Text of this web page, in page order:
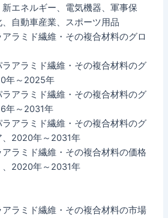
エネルギー、電気機器、軍事保
自動車産業、スポーツ用品
アラミド繊維・その複合材料のグロ
アラミド繊維・その複合材料のグ
年～2025年
アラミド繊維・その複合材料のグ
年～2031年
アラミド繊維・その複合材料のグ
、2020年～2031年
アラミド繊維・その複合材料の価格
、2020年～2031年
アラミド繊維・その複合材料の市場